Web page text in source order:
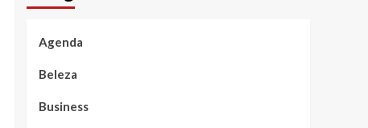
Agenda
Beleza
Business